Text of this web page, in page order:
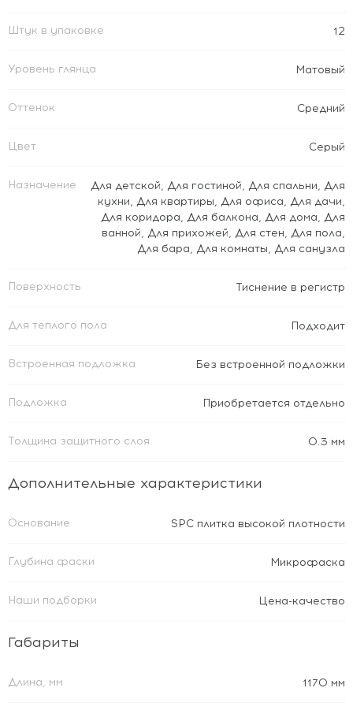
Штук в упаковке 12
Уровень глянца Матовый
Оттенок Средний
Цвет Серый
Назначение Для детской, Для гостиной, Для спальни, Для
кухни, Для квартиры, Для офиса, Для дачи,
Для коридора, Для балкона, Для дома, Для
ванной, Для прихожей, Для стен, Для пола,
Для бара, Для комнаты, Для санузла
Поверхность Тиснение в регистр
Для теплого пола Подходит
Встроенная подложка Без встроенной подложки
Подложка Приобретается отдельно
Толщина защитного слоя 0.3 мм
Дополнительные характеристики
Основание SPC плитка высокой плотности
Глубина фаски Микрофаска
Наши подборки Цена-качество
Габариты
Длина, мм 1170 мм